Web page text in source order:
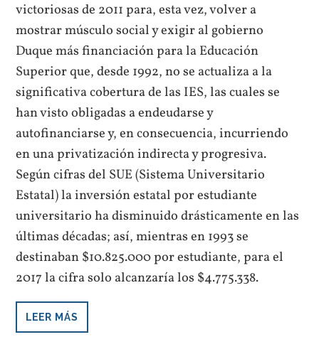
victoriosas de 2011 para, esta vez, volver a
mostrar músculo social y exigir al gobierno
Duque más financiación para la Educación
Superior que, desde 1992, no se actualiza a la
significativa cobertura de las IES, las cuales se
han visto obligadas a endeudarse y
autofinanciarse y, en consecuencia, incurriendo
en una privatización indirecta y progresiva.
Según cifras del SUE (Sistema Universitario
Estatal) la inversión estatal por estudiante
universitario ha disminuido drásticamente en las
últimas décadas; así, mientras en 1993 se
destinaban $10.825.000 por estudiante, para el
2017 la cifra solo alcanzaría los $4.775.338.
LEER MÁS